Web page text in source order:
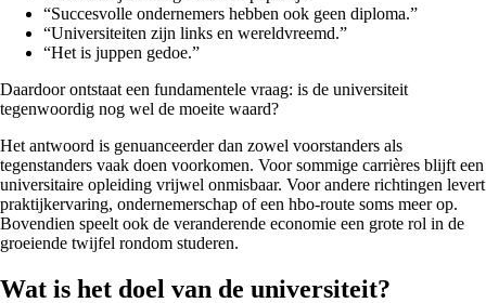
“Succesvolle ondernemers hebben ook geen diploma.”
“Universiteiten zijn links en wereldvreemd.”
“Het is juppen gedoe.”
Daardoor ontstaat een fundamentele vraag: is de universiteit
tegenwoordig nog wel de moeite waard?
Het antwoord is genuanceerder dan zowel voorstanders als
tegenstanders vaak doen voorkomen. Voor sommige carrières blijft een
universitaire opleiding vrijwel onmisbaar. Voor andere richtingen levert
praktijkervaring, ondernemerschap of een hbo-route soms meer op.
Bovendien speelt ook de veranderende economie een grote rol in de
groeiende twijfel rondom studeren.
Wat is het doel van de universiteit?